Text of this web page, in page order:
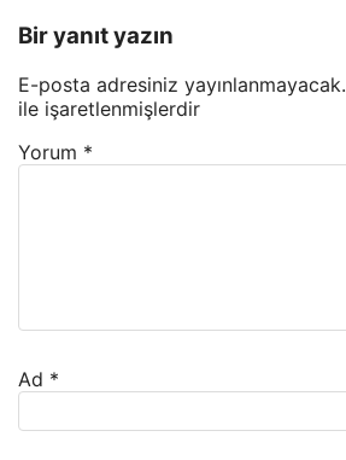
Bir yanıt yazın
E-posta adresiniz yayınlanmayacak.
ile işaretlenmişlerdir
Yorum *
Ad *